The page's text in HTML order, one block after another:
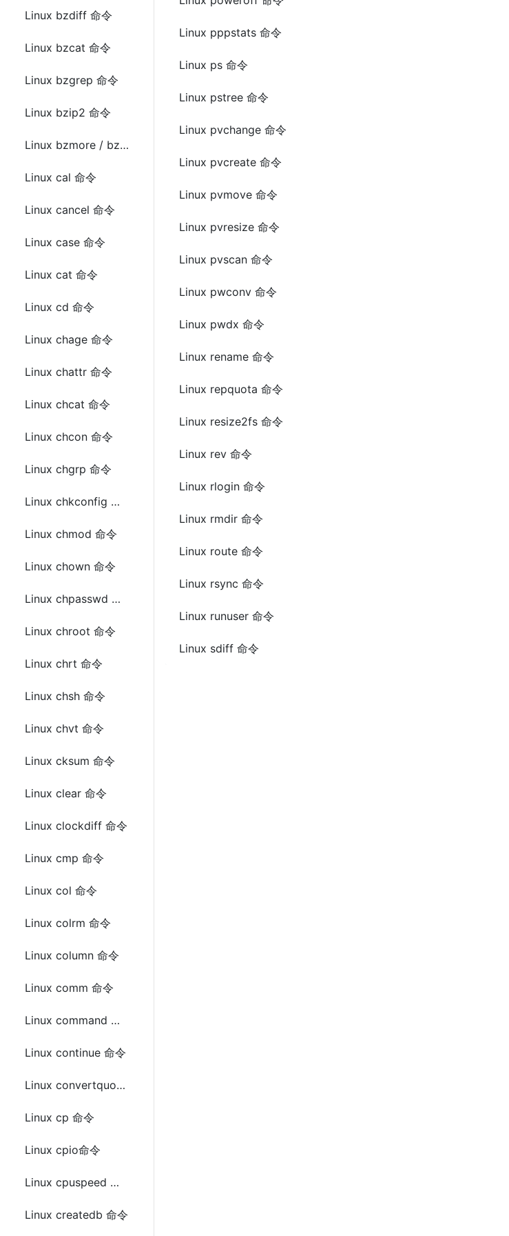
Linux bzdiff 命令
Linux bzcat 命令
Linux bzgrep 命令
Linux bzip2 命令
Linux bzmore / bzless 命令
Linux cal 命令
Linux cancel 命令
Linux case 命令
Linux cat 命令
Linux cd 命令
Linux chage 命令
Linux chattr 命令
Linux chcat 命令
Linux chcon 命令
Linux chgrp 命令
Linux chkconfig 命令
Linux chmod 命令
Linux chown 命令
Linux chpasswd 命令
Linux chroot 命令
Linux chrt 命令
Linux chsh 命令
Linux chvt 命令
Linux cksum 命令
Linux clear 命令
Linux clockdiff 命令
Linux cmp 命令
Linux col 命令
Linux colrm 命令
Linux column 命令
Linux comm 命令
Linux command 命令
Linux continue 命令
Linux convertquota 命令
Linux cp 命令
Linux cpio命令
Linux cpuspeed 命令
Linux createdb 命令
Linux pppstats 命令
Linux ps 命令
Linux pstree 命令
Linux pvchange 命令
Linux pvcreate 命令
Linux pvmove 命令
Linux pvresize 命令
Linux pvscan 命令
Linux pwconv 命令
Linux pwdx 命令
Linux rename 命令
Linux repquota 命令
Linux resize2fs 命令
Linux rev 命令
Linux rlogin 命令
Linux rmdir 命令
Linux route 命令
Linux rsync 命令
Linux runuser 命令
Linux sdiff 命令